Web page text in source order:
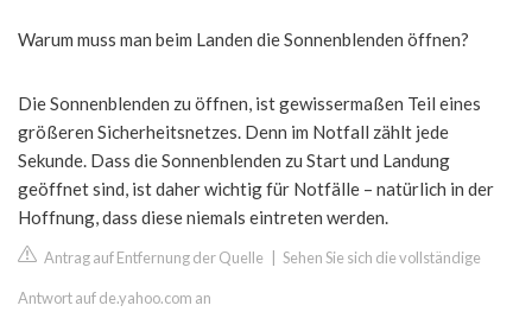
Warum muss man beim Landen die Sonnenblenden öffnen?
Die Sonnenblenden zu öffnen, ist gewissermaßen Teil eines
größeren Sicherheitsnetzes. Denn im Notfall zählt jede
Sekunde. Dass die Sonnenblenden zu Start und Landung
geöffnet sind, ist daher wichtig für Notfälle – natürlich in der
Hoffnung, dass diese niemals eintreten werden.
Antrag auf Entfernung der Quelle Sehen Sie sich die vollständige
Antwort auf de.yahoo.com an